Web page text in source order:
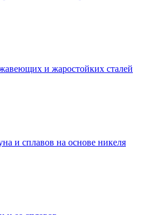
и жаростойких сталей
и сплавов на основе никеля